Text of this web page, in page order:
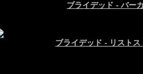
ブライデッド - バー
ブライデッド - リスト